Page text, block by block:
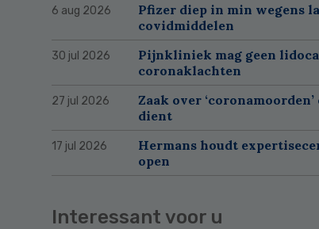
6 aug 2026
Pfizer diep in min wegens
covidmiddelen
30 jul 2026
Pijnkliniek mag geen
coronaklachten
27 jul 2026
Zaak over
dient
17 jul 2026
Hermans houdt
open
Interessant voor u